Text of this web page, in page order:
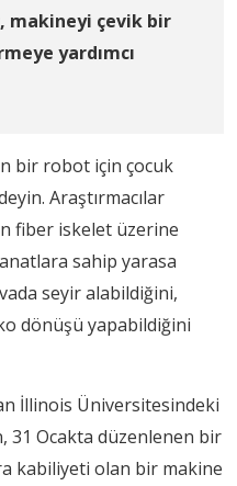
makineyi çevik bir
yardımcı
bir robot için çocuk
Araştırmacılar
fiber iskelet üzerine
sahip yarasa
seyir alabildiğini,
dönüşü yapabildiğini
İllinois Üniversitesindeki
31 Ocakta düzenlenen bir
kabiliyeti olan bir makine